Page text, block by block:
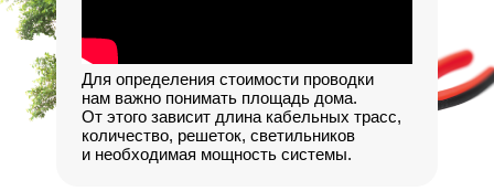
Для определения стоимости проводки
нам важно понимать площадь дома.
От этого зависит длина кабельных трасс,
количество, решеток, светильников
и необходимая мощность системы.